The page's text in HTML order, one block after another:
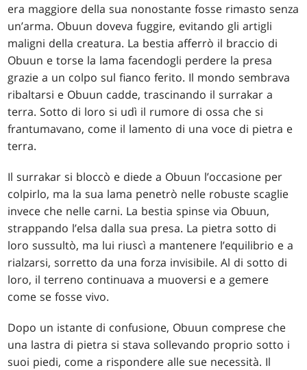
era maggiore della sua nonostante fosse rimasto senza
un’arma. Obuun doveva fuggire, evitando gli artigli
maligni della creatura. La bestia afferrò il braccio di
Obuun e torse la lama facendogli perdere la presa
grazie a un colpo sul fianco ferito. Il mondo sembrava
ribaltarsi e Obuun cadde, trascinando il surrakar a
terra. Sotto di loro si udì il rumore di ossa che si
frantumavano, come il lamento di una voce di pietra e
terra.
Il surrakar si bloccò e diede a Obuun l’occasione per
colpirlo, ma la sua lama penetrò nelle robuste scaglie
invece che nelle carni. La bestia spinse via Obuun,
strappando l’elsa dalla sua presa. La pietra sotto di
loro sussultò, ma lui riuscì a mantenere l’equilibrio e a
rialzarsi, sorretto da una forza invisibile. Al di sotto di
loro, il terreno continuava a muoversi e a gemere
come se fosse vivo.
Dopo un istante di confusione, Obuun comprese che
una lastra di pietra si stava sollevando proprio sotto i
suoi piedi, come a rispondere alle sue necessità. Il